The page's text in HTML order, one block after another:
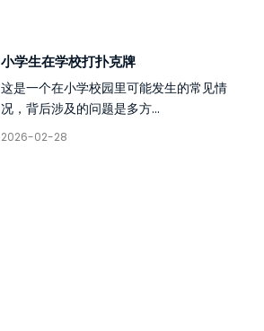
小学生在学校打扑克牌
这是一个在小学校园里可能发生的常见情
况，背后涉及的问题是多方...
2026-02-28